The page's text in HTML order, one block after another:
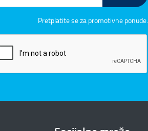
Pretplatite se za promotivne ponude.